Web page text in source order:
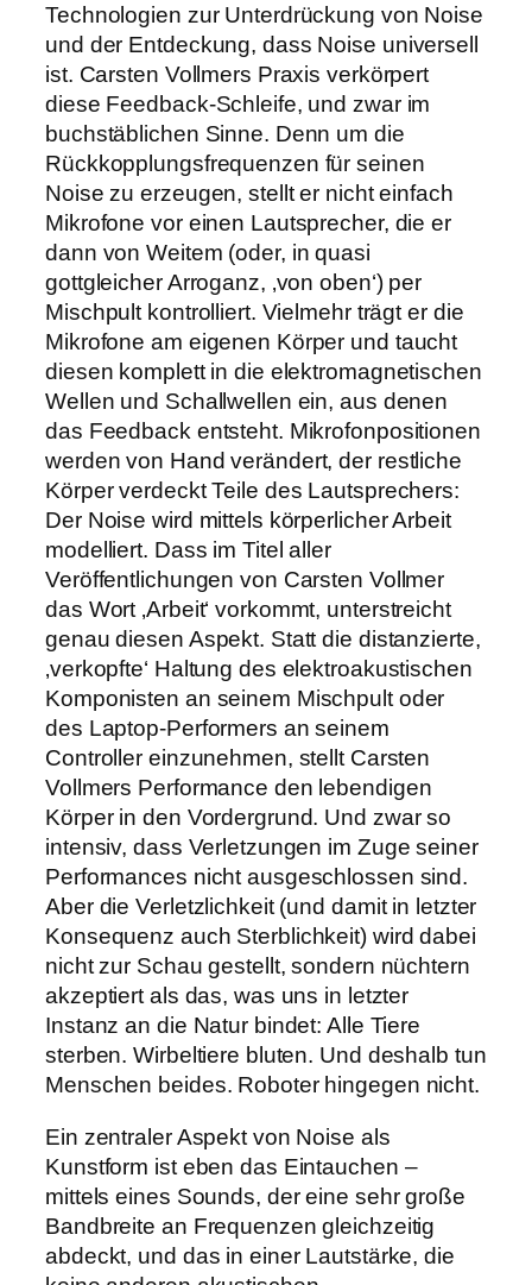
Technologien zur Unterdrückung von Noise
und der Entdeckung, dass Noise universell
ist. Carsten Vollmers Praxis verkörpert
diese Feedback-Schleife, und zwar im
buchstäblichen Sinne. Denn um die
Rückkopplungsfrequenzen für seinen
Noise zu erzeugen, stellt er nicht einfach
Mikrofone vor einen Lautsprecher, die er
dann von Weitem (oder, in quasi
gottgleicher Arroganz, ‚von oben‘) per
Mischpult kontrolliert. Vielmehr trägt er die
Mikrofone am eigenen Körper und taucht
diesen komplett in die elektromagnetischen
Wellen und Schallwellen ein, aus denen
das Feedback entsteht. Mikrofonpositionen
werden von Hand verändert, der restliche
Körper verdeckt Teile des Lautsprechers:
Der Noise wird mittels körperlicher Arbeit
modelliert. Dass im Titel aller
Veröffentlichungen von Carsten Vollmer
das Wort ‚Arbeit‘ vorkommt, unterstreicht
genau diesen Aspekt. Statt die distanzierte,
‚verkopfte‘ Haltung des elektroakustischen
Komponisten an seinem Mischpult oder
des Laptop-Performers an seinem
Controller einzunehmen, stellt Carsten
Vollmers Performance den lebendigen
Körper in den Vordergrund. Und zwar so
intensiv, dass Verletzungen im Zuge seiner
Performances nicht ausgeschlossen sind.
Aber die Verletzlichkeit (und damit in letzter
Konsequenz auch Sterblichkeit) wird dabei
nicht zur Schau gestellt, sondern nüchtern
akzeptiert als das, was uns in letzter
Instanz an die Natur bindet: Alle Tiere
sterben. Wirbeltiere bluten. Und deshalb tun
Menschen beides. Roboter hingegen nicht.
Ein zentraler Aspekt von Noise als
Kunstform ist eben das Eintauchen –
mittels eines Sounds, der eine sehr große
Bandbreite an Frequenzen gleichzeitig
abdeckt, und das in einer Lautstärke, die